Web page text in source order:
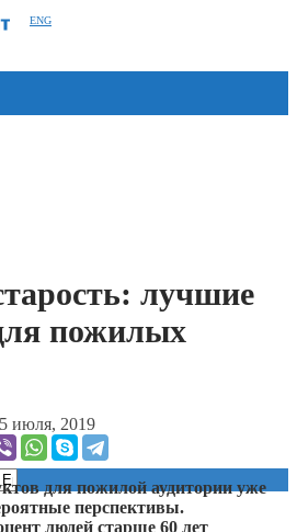
ENG
лучшие
пожилых
июля, 2019
для пожилой аудитории уже
перспективы.
людей старше 60 лет